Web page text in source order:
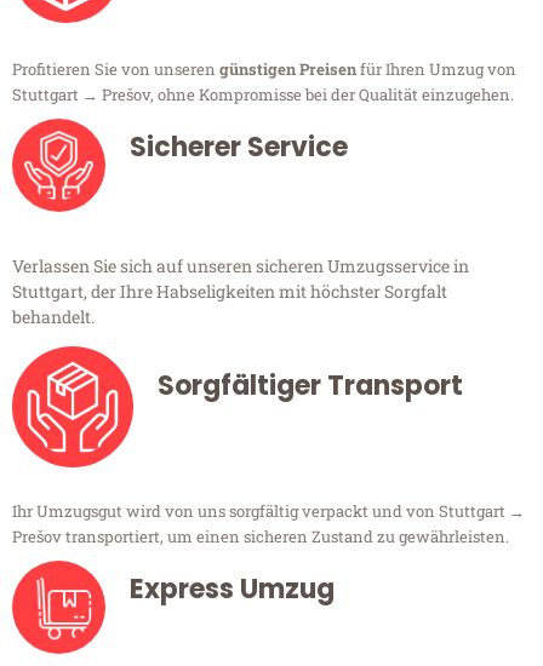
Profitieren Sie von unseren günstigen Preisenfür Ihren Umzug von
Stuttgart → Prešov, ohne Kompromisse bei der Qualität einzugehen.
Sicherer Service
Verlassen Sie sich auf unseren sicheren Umzugsservice in
Stuttgart, der Ihre Habseligkeiten mit höchster Sorgfalt
behandelt.
Sorgfältiger Transport
Ihr Umzugsgut wird von uns sorgfältig verpackt und von Stuttgart →
Prešov transportiert, um einen sicheren Zustand zu gewährleisten.
Express Umzug